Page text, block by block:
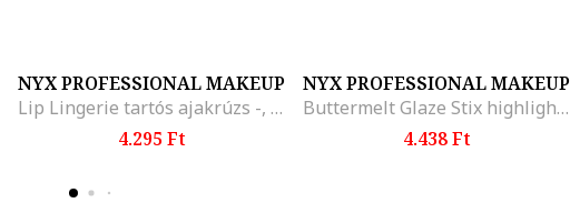
NYX PROFESSIONAL MAKEUP
Lip Lingerie tartós ajakrúzs -, Lip Lock
4.295 Ft
NYX PROFESSIONAL MAKEUP
Buttermelt Glaze Stix highlighter stift, That's On Melt
4.438 Ft